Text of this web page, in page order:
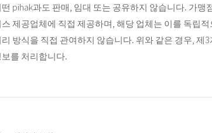
pihak과도 판매, 임대 또는 공유하지 않습니다. 가
제공업체에 직접 제공하며, 해당 업체는 이를 독립
방식을 직접 관여하지 않습니다. 위와 같은 경우,
를 처리합니다.